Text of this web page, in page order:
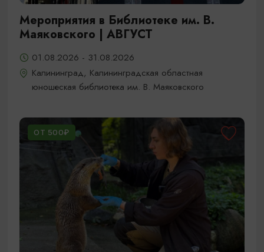
Мероприятия в Библиотеке им. В.
Маяковского | АВГУСТ
01.08.2026 - 31.08.2026
Калининград, Калининградская областная
юношеская библиотека им. В. Маяковского
ОТ 500₽